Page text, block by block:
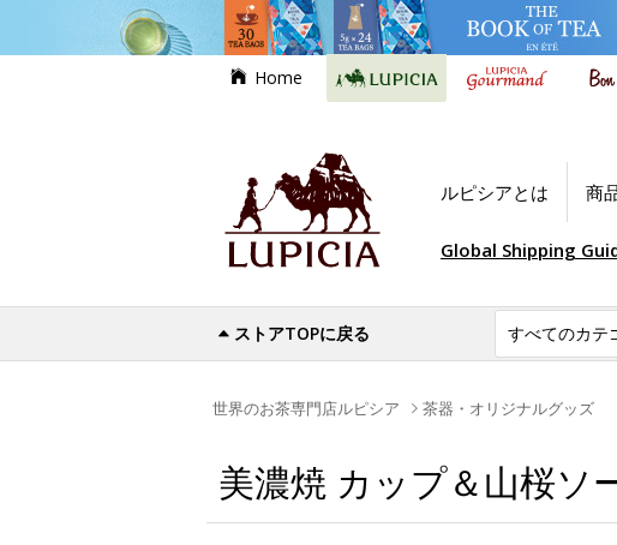
Home
ルピシアとは 商
Global Shipping
ストアTOPに戻る
世界のお茶専門店ルピシア 茶器・オリジナルグッズ
美濃焼 カップ＆山桜ソ